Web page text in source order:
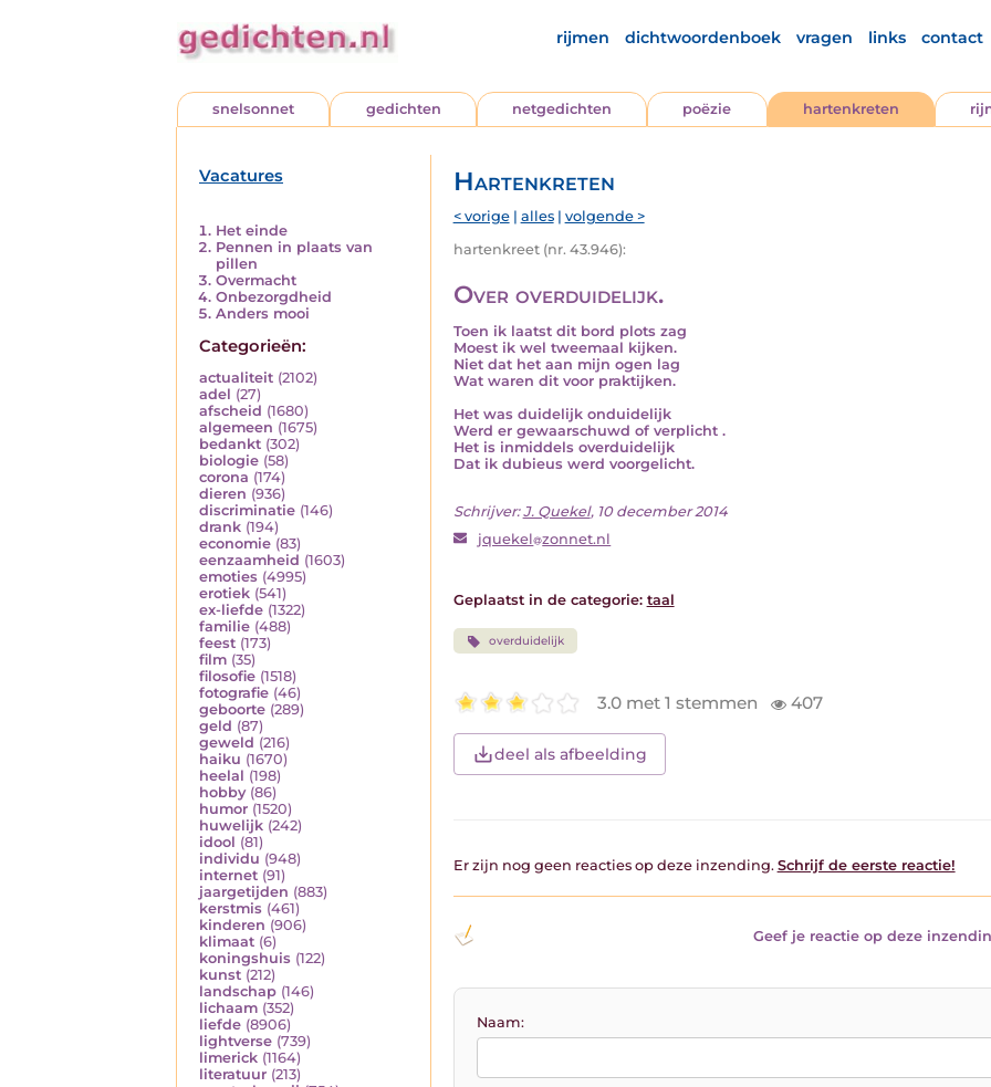
rijmen dichtwoordenboek vragen links contact
snelsonnet gedichten netgedichten poëzie hartenkreten
Vacatures
Het einde
Pennen in plaats van
pillen
Overmacht
Onbezorgdheid
Anders mooi
Categorieën:
actualiteit (2102)
adel (27)
afscheid (1680)
algemeen (1675)
bedankt (302)
biologie (58)
corona (174)
dieren (936)
discriminatie (146)
drank (194)
economie (83)
eenzaamheid (1603)
emoties (4995)
erotiek (541)
ex-liefde (1322)
familie (488)
feest (173)
film (35)
filosofie (1518)
fotografie (46)
geboorte (289)
geld (87)
geweld (216)
haiku (1670)
heelal (198)
hobby (86)
humor (1520)
huwelijk (242)
idool (81)
individu (948)
internet (91)
jaargetijden (883)
kerstmis (461)
kinderen (906)
klimaat (6)
koningshuis (122)
kunst (212)
landschap (146)
lichaam (352)
liefde (8906)
lightverse (739)
limerick (1164)
literatuur (213)
Hartenkreten
< vorige| alles| volgende >
hartenkreet (nr. 43.946):
Over overduidelijk.
Toen ik laatst dit bord plots zag
Moest ik wel tweemaal kijken.
Niet dat het aan mijn ogen lag
Wat waren dit voor praktijken.
Het was duidelijk onduidelijk
Werd er gewaarschuwd of verplicht .
Het is inmiddels overduidelijk
Dat ik dubieus werd voorgelicht.
Schrijver:J. Quekel, 10 december 2014
jquekel zonnet.nl
Geplaatst in de categorie: taal
overduidelijk
3.0 met 1 stemmen 407
deel als afbeelding
Er zijn nog geen reacties op deze inzending. Schrijf de eerste reactie!
Geef je reactie op deze
Naam: